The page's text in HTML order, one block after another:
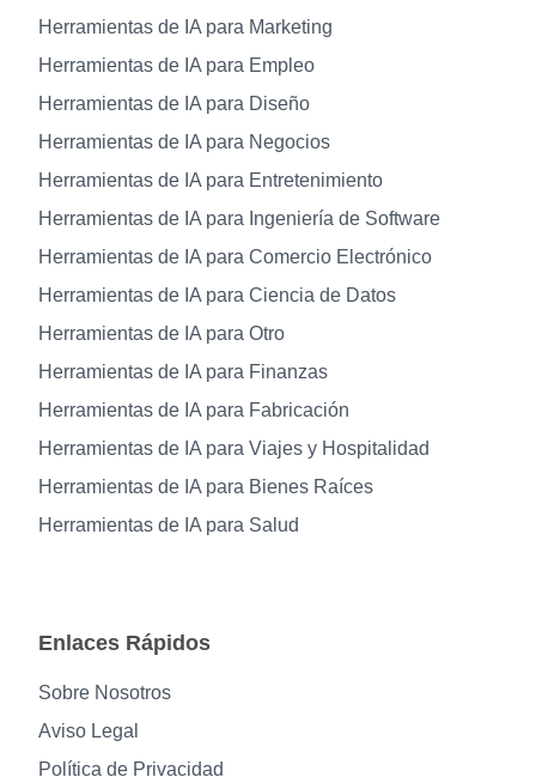
Herramientas de IA para Marketing
Herramientas de IA para Empleo
Herramientas de IA para Diseño
Herramientas de IA para Negocios
Herramientas de IA para Entretenimiento
Herramientas de IA para Ingeniería de Software
Herramientas de IA para Comercio Electrónico
Herramientas de IA para Ciencia de Datos
Herramientas de IA para Otro
Herramientas de IA para Finanzas
Herramientas de IA para Fabricación
Herramientas de IA para Viajes y Hospitalidad
Herramientas de IA para Bienes Raíces
Herramientas de IA para Salud
Enlaces Rápidos
Sobre Nosotros
Aviso Legal
Política de Privacidad